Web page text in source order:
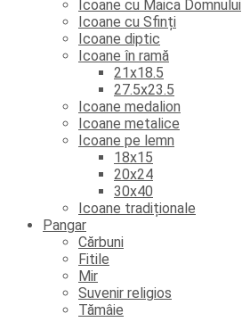
Icoane cu Maica Domnului
Icoane cu Sfinți
Icoane diptic
Icoane în ramă
21x18.5
27.5x23.5
Icoane medalion
Icoane metalice
Icoane pe lemn
18x15
20x24
30x40
Icoane tradiționale
Pangar
Cărbuni
Fitile
Mir
Suvenir religios
Tămâie